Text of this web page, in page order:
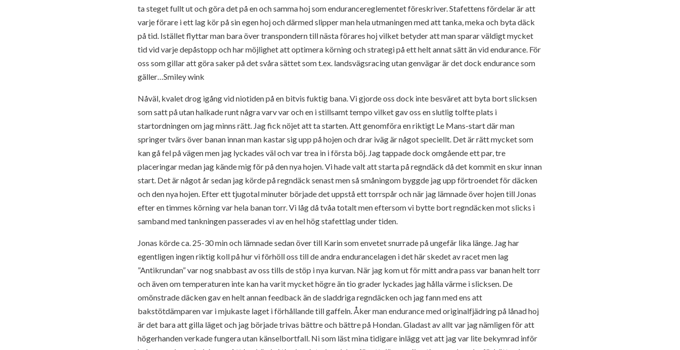
ta steget fullt ut och göra det på en och samma hoj som endurancereglementet föreskriver. Stafettens fördelar är att
varje förare i ett lag kör på sin egen hoj och därmed slipper man hela utmaningen med att tanka, meka och byta däck
på tid. Istället flyttar man bara över transpondern till nästa förares hoj vilket betyder att man sparar väldigt mycket
tid vid varje depåstopp och har möjlighet att optimera körning och strategi på ett helt annat sätt än vid endurance. För
oss som gillar att göra saker på det svåra sättet som t.ex. landsvägsracing utan genvägar är det dock endurance som
gäller…Smiley wink
Nåväl, kvalet drog igång vid niotiden på en bitvis fuktig bana. Vi gjorde oss dock inte besväret att byta bort slicksen
som satt på utan halkade runt några varv var och en i stillsamt tempo vilket gav oss en slutlig tolfte plats i
startordningen om jag minns rätt. Jag fick nöjet att ta starten. Att genomföra en riktigt Le Mans-start där man
springer tvärs över banan innan man kastar sig upp på hojen och drar iväg är något speciellt. Det är rätt mycket som
kan gå fel på vägen men jag lyckades väl och var trea in i första böj. Jag tappade dock omgående ett par, tre
placeringar medan jag kände mig för på den nya hojen. Vi hade valt att starta på regndäck då det kommit en skur innan
start. Det är något år sedan jag körde på regndäck senast men så småningom byggde jag upp förtroendet för däcken
och den nya hojen. Efter ett tjugotal minuter började det uppstå ett torrspår och när jag lämnade över hojen till Jonas
efter en timmes körning var hela banan torr. Vi låg då tvåa totalt men eftersom vi bytte bort regndäcken mot slicks i
samband med tankningen passerades vi av en hel hög stafettlag under tiden.
Jonas körde ca. 25-30 min och lämnade sedan över till Karin som envetet snurrade på ungefär lika länge. Jag har
egentligen ingen riktig koll på hur vi förhöll oss till de andra endurancelagen i det här skedet av racet men lag
”Antikrundan” var nog snabbast av oss tills de stöp i nya kurvan. När jag kom ut för mitt andra pass var banan helt torr
och även om temperaturen inte kan ha varit mycket högre än tio grader lyckades jag hålla värme i slicksen. De
omönstrade däcken gav en helt annan feedback än de sladdriga regndäcken och jag fann med ens att
bakstötdämparen var i mjukaste laget i förhållande till gaffeln. Åker man endurance med originalfjädring på lånad hoj
är det bara att gilla läget och jag började trivas bättre och bättre på Hondan. Gladast av allt var jag nämligen för att
högerhanden verkade fungera utan känselbortfall. Ni som läst mina tidigare inlägg vet att jag var lite bekymrad inför